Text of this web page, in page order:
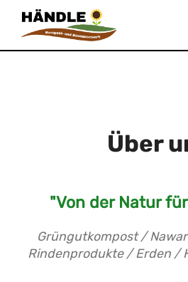
Über
"Von der Natur
Grüngutkompost /
Rindenprodukte / Erden /